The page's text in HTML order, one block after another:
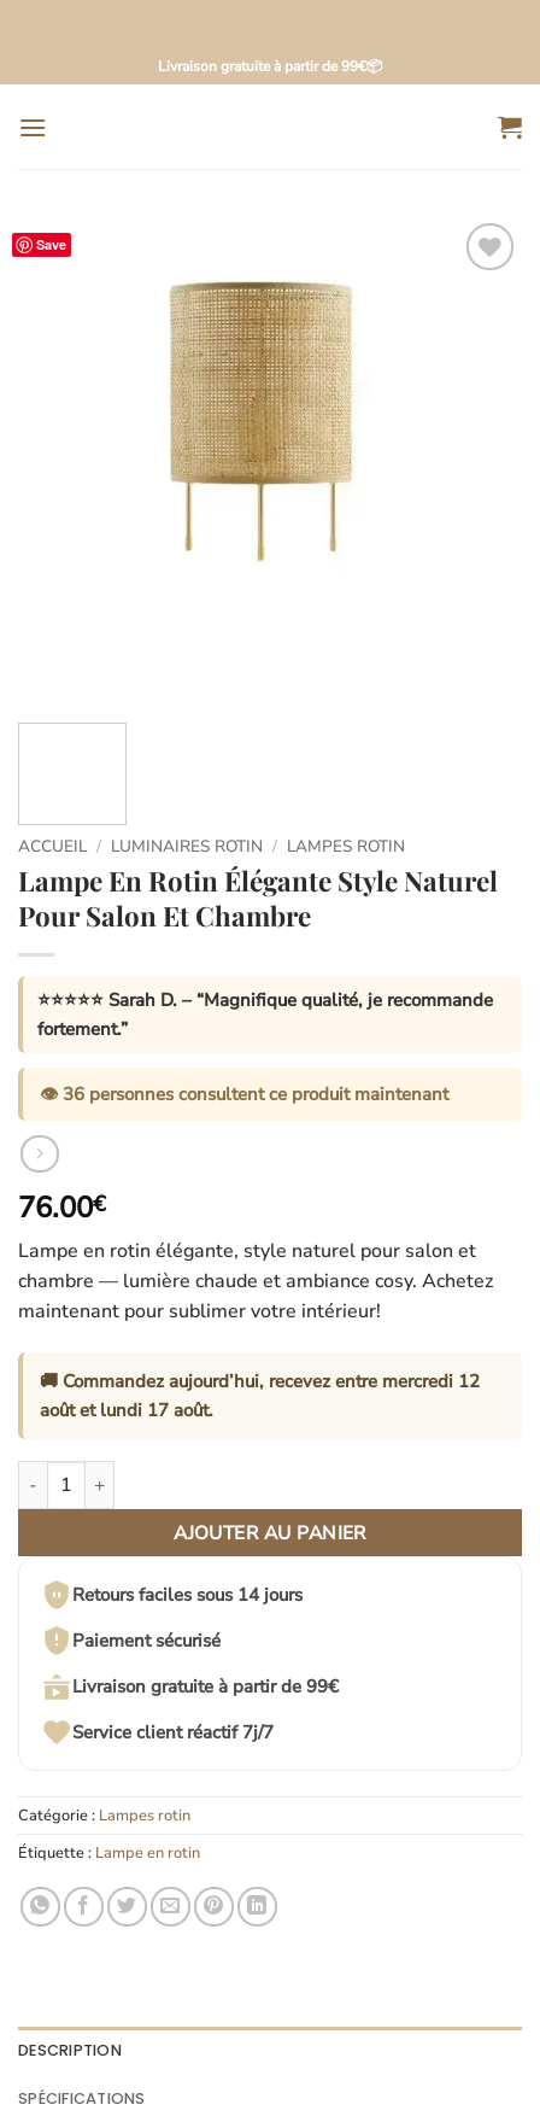
au
contenu
Livraison gratuite à partir de 99€📦
Save
ACCUEIL / LUMINAIRES ROTIN / LAMPES ROTIN
Lampe En Rotin Élégante Style Naturel
Pour Salon Et Chambre
⭐⭐⭐⭐⭐ Sarah D. – “Magnifique qualité, je recommande
fortement.”
👁️36 personnes consultent ce produit maintenant
76.00€
Lampe en rotin élégante, style naturel pour salon et
chambre — lumière chaude et ambiance cosy. Achetez
maintenant pour sublimer votre intérieur!
🚚 Commandez aujourd’hui, recevez entre mercredi 12
aoûtet lundi 17 août.
quantité de Lampe En Rotin Élégante Style Naturel Pour Salon Et
AJOUTER AU PANIER
Retours faciles sous 14 jours
Paiement sécurisé
Livraison gratuite à partir de 99€
Service client réactif 7j/7
Catégorie : Lampes rotin
Étiquette : Lampe en rotin
DESCRIPTION
SPÉCIFICATIONS